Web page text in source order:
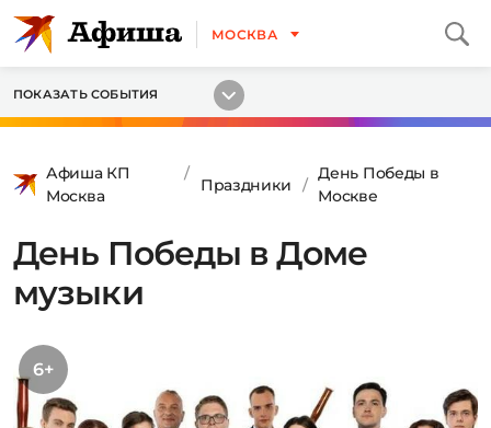
МОСКВА
ПОКАЗАТЬ СОБЫТИЯ
Афиша КП
Москва
Праздники
День Победы в
Москве
День Победы в Доме
музыки
6+